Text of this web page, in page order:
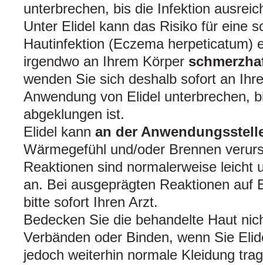
unterbrechen, bis die Infektion
Unter Elidel kann das Risiko für eine
Hautinfektion (Eczema herpeticatum)
irgendwo an Ihrem Körper
wenden Sie sich deshalb sofort an
Anwendung von Elidel unterbrechen,
abgeklungen ist.
Elidel kann an der
Wärmegefühl und/oder Brennen
Reaktionen sind normalerweise leicht
an. Bei ausgeprägten Reaktionen auf
bitte sofort Ihren Arzt.
Bedecken Sie die behandelte Haut
Verbänden oder Binden, wenn Sie
jedoch weiterhin normale Kleidung